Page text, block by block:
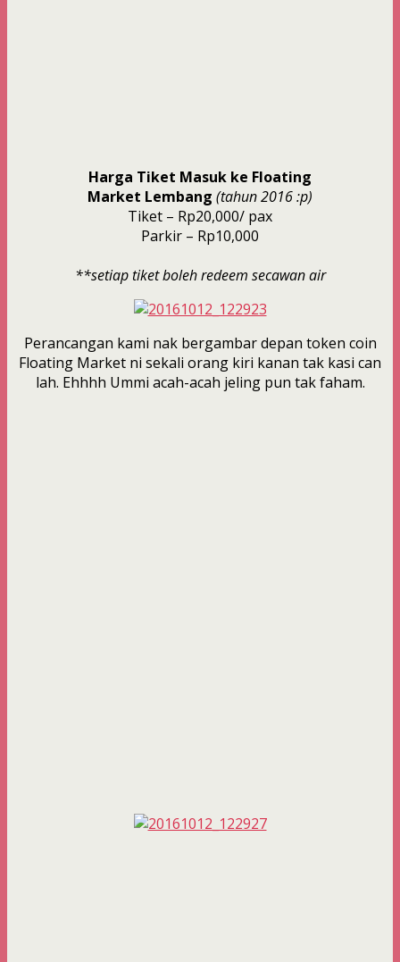
Harga Tiket Masuk ke Floating
Market Lembang (tahun 2016 :p)
Tiket – Rp20,000/ pax
Parkir – Rp10,000
**setiap tiket boleh redeem secawan air
Perancangan kami nak bergambar depan token coin
Floating Market ni sekali orang kiri kanan tak kasi can
lah. Ehhhh Ummi acah-acah jeling pun tak faham.